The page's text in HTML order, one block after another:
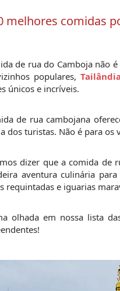
melhores comidas
de rua do Camboja não
populares, Tailândia
únicos e incríveis.
de rua cambojana
dos turistas. Não é para os
dizer que a comida de
aventura culinária
requintadas e iguarias
olhada em nossa lista